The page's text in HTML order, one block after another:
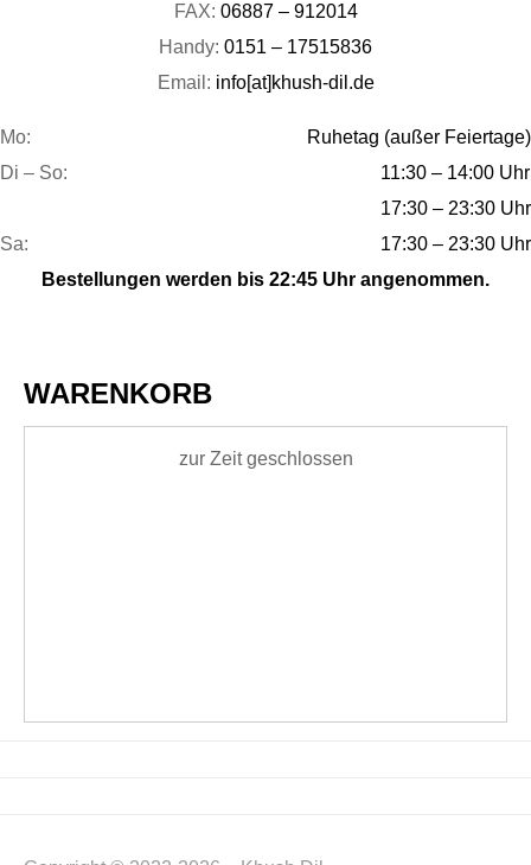
FAX: 06887 – 912014
Handy: 0151 – 17515836
Email: info[at]khush-dil.de
Mo:
Ruhetag (außer Feiertage)
Di – So:
11:30 – 14:00 Uhr
17:30 – 23:30 Uhr
Sa:
17:30 – 23:30 Uhr
Bestellungen werden bis 22:45 Uhr angenommen.
WARENKORB
zur Zeit geschlossen